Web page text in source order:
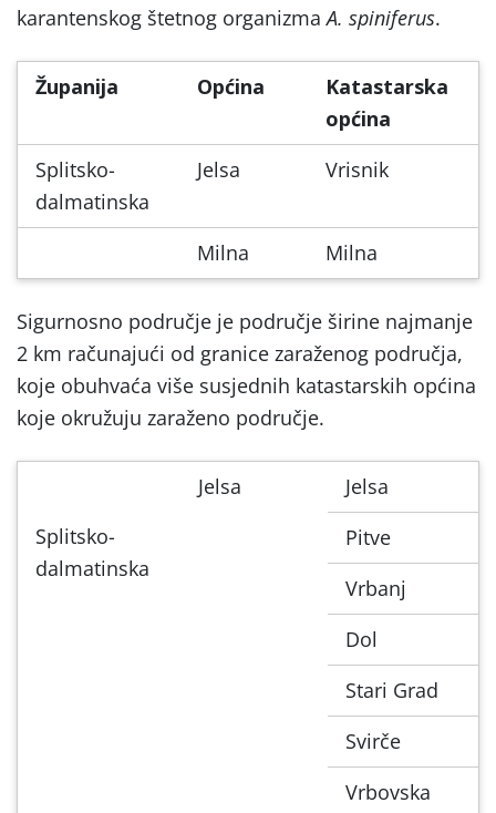
karantenskog štetnog organizmaA. spiniferus.
Županija Općina
Katastarska
općina
Splitsko-
dalmatinska
Jelsa Vrisnik
Milna Milna
Sigurnosno područje je područje širine najmanje
2 km računajući od granice zaraženog područja,
koje obuhvaća više susjednih katastarskih općina
koje okružuju zaraženo područje.
Splitsko-
dalmatinska
Jelsa
Jelsa
Pitve
Vrbanj
Dol
Stari Grad
Svirče
Vrbovska